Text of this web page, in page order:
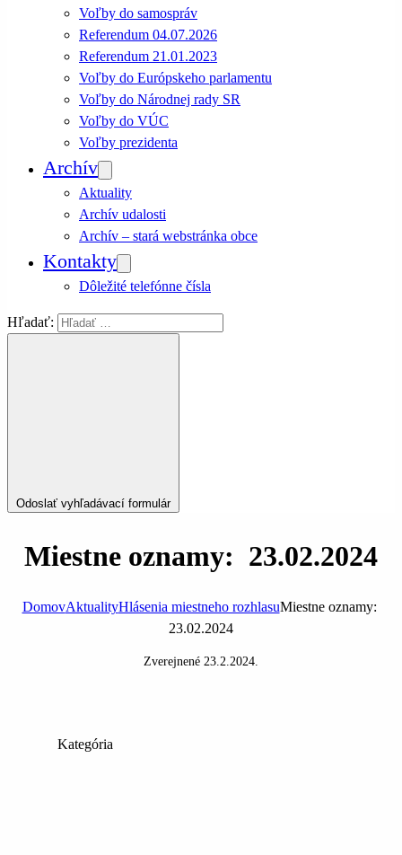
Voľby do samospráv
Referendum 04.07.2026
Referendum 21.01.2023
Voľby do Európskeho parlamentu
Voľby do Národnej rady SR
Voľby do VÚC
Voľby prezidenta
Archív
Aktuality
Archív udalosti
Archív – stará webstránka obce
Kontakty
Dôležité telefónne čísla
Hľadať:
Odoslať vyhľadávací formulár
Miestne oznamy: 23.02.2024
DomovAktualityHlásenia miestneho rozhlasuMiestne oznamy:
23.02.2024
Zverejnené 23.2.2024.
Kategória